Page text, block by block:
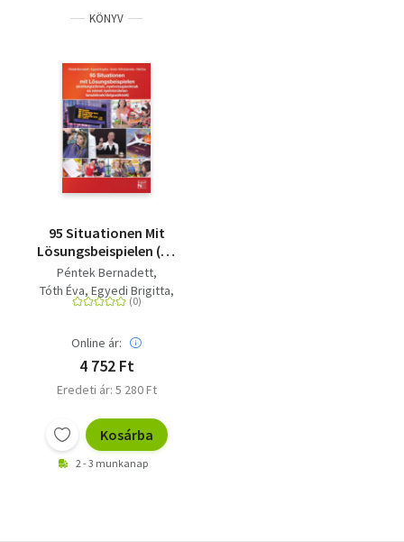
Tankönyv, segédkönyv
Társadalomtudomány
Természettudomány
Történelem
KÖNYV
95 Situationen Mit
Lösungsbeispielen (B1
- B2)
Péntek Bernadett
Tóth Éva Egyedi Brigitta
Siroki-tóth Gabriella
Online ár:
4 752 Ft
Eredeti ár: 5 280 Ft
Kosárba
2 - 3 munkanap